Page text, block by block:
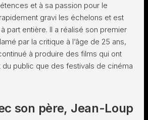
et à sa passion pour le
gravi les échelons et est
part entière. Il a réalisé son premier
par la critique à l’âge de 25 ans,
à produire des films qui ont
du public que des festivals de cinéma
son père, Jean-Loup